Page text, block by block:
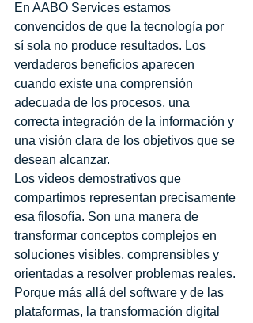
En AABO Services estamos
convencidos de que la tecnología por
sí sola no produce resultados. Los
verdaderos beneficios aparecen
cuando existe una comprensión
adecuada de los procesos, una
correcta integración de la información y
una visión clara de los objetivos que se
desean alcanzar.
Los videos demostrativos que
compartimos representan precisamente
esa filosofía. Son una manera de
transformar conceptos complejos en
soluciones visibles, comprensibles y
orientadas a resolver problemas reales.
Porque más allá del software y de las
plataformas, la transformación digital